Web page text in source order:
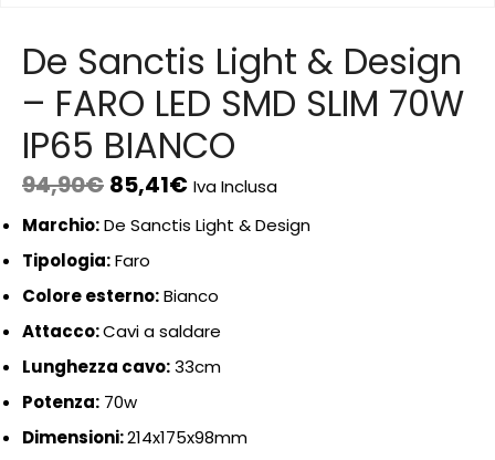
De Sanctis Light & Design
– FARO LED SMD SLIM 70W
IP65 BIANCO
94,90€ 85,41€ Iva Inclusa
Marchio:De Sanctis Light & Design
Tipologia:Faro
Colore esterno:Bianco
Attacco:Cavi a saldare
Lunghezza cavo:33cm
Potenza: 70w
Dimensioni:214x175x98mm